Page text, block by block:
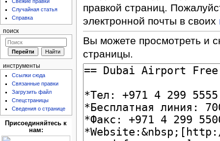
правкой страниц.
электронной почты в своих
Вы можете просмотреть и
страницы.
Свежие правки
Случайная статья
Справка
поиск
инструменты
Ссылки сюда
Связанные правки
Загрузить файл
Спецстраницы
Сведения о странице
Присоединяйтесь к
нам: